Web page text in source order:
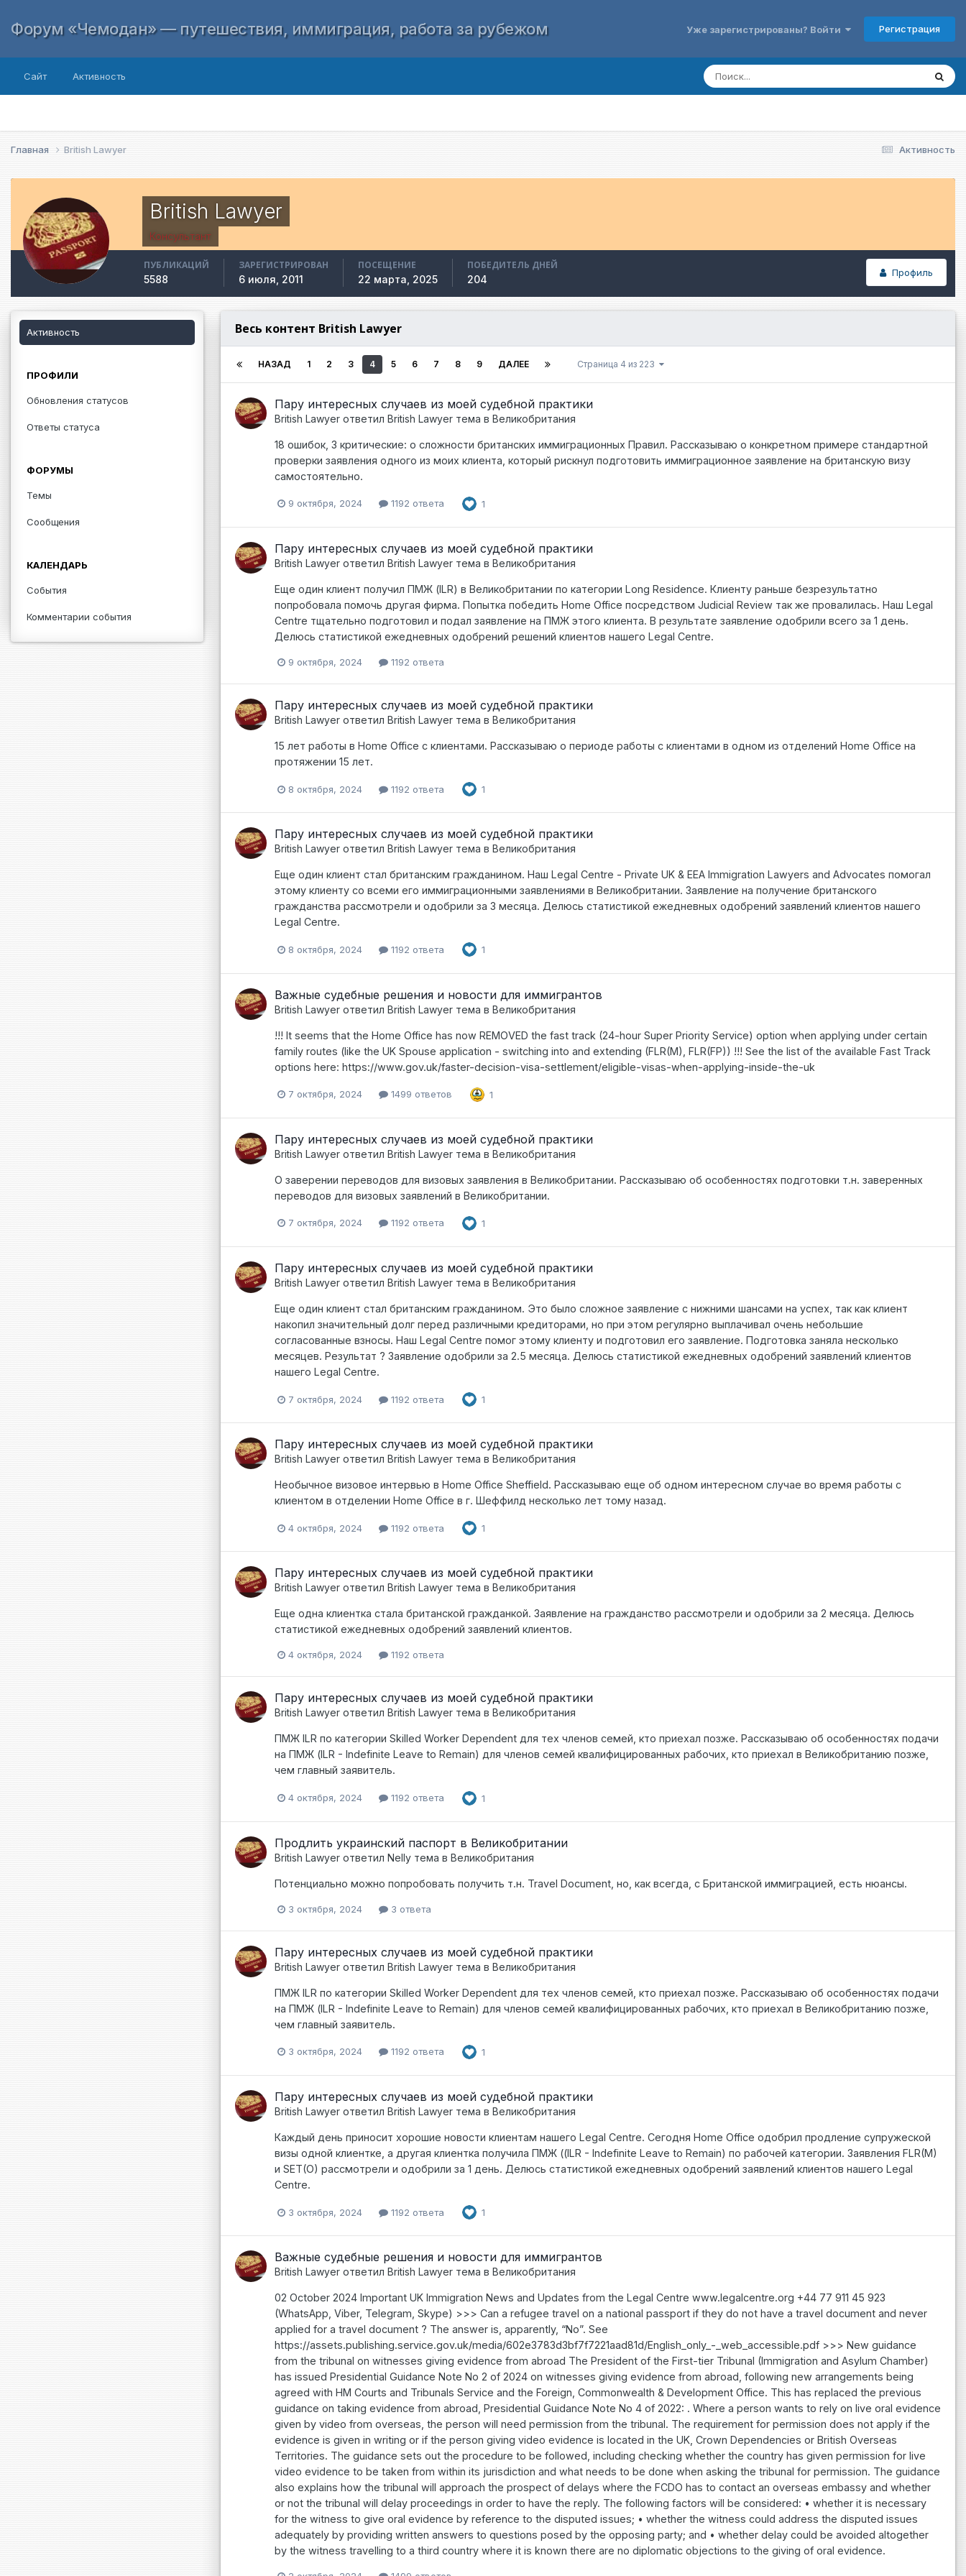
Форум «Чемодан» — путешествия, иммиграция, работа за рубежом Уже зарегистрированы? Войти Регистрация
Сайт Активность
Активность
Главная British Lawyer
British Lawyer
Консультант
Профиль
ПУБЛИКАЦИЙ
5588
ЗАРЕГИСТРИРОВАН
6 июля, 2011
ПОСЕЩЕНИЕ
22 марта, 2025
ПОБЕДИТЕЛЬ ДНЕЙ
204
Активность
ПРОФИЛИ
Обновления статусов
Ответы статуса
ФОРУМЫ
Темы
Сообщения
КАЛЕНДАРЬ
События
Комментарии события
Весь контент British Lawyer
НАЗАД 1 2 3 4 5 6 7 8 9 ДАЛЕЕ Страница 4 из 223
Пару интересных случаев из моей судебной практики
British Lawyer ответил British Lawyer тема в Великобритания
18 ошибок, 3 критические: о сложности британских иммиграционных Правил. Рассказываю о конкретном примере стандартной
проверки заявления одного из моих клиента, который рискнул подготовить иммиграционное заявление на британскую визу
самостоятельно.
9 октября, 2024 1192 ответа 1
Пару интересных случаев из моей судебной практики
British Lawyer ответил British Lawyer тема в Великобритания
Еще один клиент получил ПМЖ (ILR) в Великобритании по категории Long Residence. Клиенту раньше безрезультатно
попробовала помочь другая фирма. Попытка победить Home Office посредством Judicial Review так же провалилась. Наш Legal
Centre тщательно подготовил и подал заявление на ПМЖ этого клиента. В результате заявление одобрили всего за 1 день.
Делюсь статистикой ежедневных одобрений решений клиентов нашего Legal Centre.
9 октября, 2024 1192 ответа
Пару интересных случаев из моей судебной практики
British Lawyer ответил British Lawyer тема в Великобритания
15 лет работы в Home Office c клиентами. Рассказываю о периоде работы с клиентами в одном из отделений Home Office на
протяжении 15 лет.
8 октября, 2024 1192 ответа 1
Пару интересных случаев из моей судебной практики
British Lawyer ответил British Lawyer тема в Великобритания
Еще один клиент стал британским гражданином. Наш Legal Centre - Private UK & EEA Immigration Lawyers and Advocates помогал
этому клиенту со всеми его иммиграционными заявлениями в Великобритании. Заявление на получение британского
гражданства рассмотрели и одобрили за 3 месяца. Делюсь статистикой ежедневных одобрений заявлений клиентов нашего
Legal Centre.
8 октября, 2024 1192 ответа 1
Важные судебные решения и новости для иммигрантов
British Lawyer ответил British Lawyer тема в Великобритания
!!! It seems that the Home Office has now REMOVED the fast track (24-hour Super Priority Service) option when applying under certain
family routes (like the UK Spouse application - switching into and extending (FLR(M), FLR(FP)) !!! See the list of the available Fast Track
options here: https://www.gov.uk/faster-decision-visa-settlement/eligible-visas-when-applying-inside-the-uk
7 октября, 2024 1499 ответов 1
Пару интересных случаев из моей судебной практики
British Lawyer ответил British Lawyer тема в Великобритания
О заверении переводов для визовых заявления в Великобритании. Рассказываю об особенностях подготовки т.н. заверенных
переводов для визовых заявлений в Великобритании.
7 октября, 2024 1192 ответа 1
Пару интересных случаев из моей судебной практики
British Lawyer ответил British Lawyer тема в Великобритания
Еще один клиент стал британским гражданином. Это было сложное заявление с нижними шансами на успех, так как клиент
накопил значительный долг перед различными кредиторами, но при этом регулярно выплачивал очень небольшие
согласованные взносы. Наш Legal Centre помог этому клиенту и подготовил его заявление. Подготовка заняла несколько
месяцев. Результат ? Заявление одобрили за 2.5 месяца. Делюсь статистикой ежедневных одобрений заявлений клиентов
нашего Legal Centre.
7 октября, 2024 1192 ответа 1
Пару интересных случаев из моей судебной практики
British Lawyer ответил British Lawyer тема в Великобритания
Необычное визовое интервью в Home Office Sheffield. Рассказываю еще об одном интересном случае во время работы с
клиентом в отделении Home Office в г. Шеффилд несколько лет тому назад.
4 октября, 2024 1192 ответа 1
Пару интересных случаев из моей судебной практики
British Lawyer ответил British Lawyer тема в Великобритания
Еще одна клиентка стала британской гражданкой. Заявление на гражданство рассмотрели и одобрили за 2 месяца. Делюсь
статистикой ежедневных одобрений заявлений клиентов.
4 октября, 2024 1192 ответа
Пару интересных случаев из моей судебной практики
British Lawyer ответил British Lawyer тема в Великобритания
ПМЖ ILR по категории Skilled Worker Dependent для тех членов семей, кто приехал позже. Рассказываю об особенностях подачи
на ПМЖ (ILR - Indefinite Leave to Remain) для членов семей квалифицированных рабочих, кто приехал в Великобританию позже,
чем главный заявитель.
4 октября, 2024 1192 ответа 1
Продлить украинский паспорт в Великобритании
British Lawyer ответил Nelly тема в Великобритания
Потенциально можно попробовать получить т.н. Travel Document, но, как всегда, с Британской иммиграцией, есть нюансы.
3 октября, 2024 3 ответа
Пару интересных случаев из моей судебной практики
British Lawyer ответил British Lawyer тема в Великобритания
ПМЖ ILR по категории Skilled Worker Dependent для тех членов семей, кто приехал позже. Рассказываю об особенностях подачи
на ПМЖ (ILR - Indefinite Leave to Remain) для членов семей квалифицированных рабочих, кто приехал в Великобританию позже,
чем главный заявитель.
3 октября, 2024 1192 ответа 1
Пару интересных случаев из моей судебной практики
British Lawyer ответил British Lawyer тема в Великобритания
Каждый день приносит хорошие новости клиентам нашего Legal Centre. Сегодня Home Office одобрил продление супружеской
визы одной клиентке, а другая клиентка получила ПМЖ ((ILR - Indefinite Leave to Remain) по рабочей категории. Заявления FLR(M)
и SET(O) рассмотрели и одобрили за 1 день. Делюсь статистикой ежедневных одобрений заявлений клиентов нашего Legal
Centre.
3 октября, 2024 1192 ответа 1
Важные судебные решения и новости для иммигрантов
British Lawyer ответил British Lawyer тема в Великобритания
02 October 2024 Important UK Immigration News and Updates from the Legal Centre www.legalcentre.org +44 77 911 45 923
(WhatsApp, Viber, Telegram, Skype) >>> Can a refugee travel on a national passport if they do not have a travel document and never
applied for a travel document ? The answer is, apparently, “No”. See
https://assets.publishing.service.gov.uk/media/602e3783d3bf7f7221aad81d/English_only_-_web_accessible.pdf >>> New guidance
from the tribunal on witnesses giving evidence from abroad The President of the First-tier Tribunal (Immigration and Asylum Chamber)
has issued Presidential Guidance Note No 2 of 2024 on witnesses giving evidence from abroad, following new arrangements being
agreed with HM Courts and Tribunals Service and the Foreign, Commonwealth & Development Office. This has replaced the previous
guidance on taking evidence from abroad, Presidential Guidance Note No 4 of 2022: . Where a person wants to rely on live oral evidence
given by video from overseas, the person will need permission from the tribunal. The requirement for permission does not apply if the
evidence is given in writing or if the person giving video evidence is located in the UK, Crown Dependencies or British Overseas
Territories. The guidance sets out the procedure to be followed, including checking whether the country has given permission for live
video evidence to be taken from within its jurisdiction and what needs to be done when asking the tribunal for permission. The guidance
also explains how the tribunal will approach the prospect of delays where the FCDO has to contact an overseas embassy and whether
or not the tribunal will delay proceedings in order to have the reply. The following factors will be considered: • whether it is necessary
for the witness to give oral evidence by reference to the disputed issues; • whether the witness could address the disputed issues
adequately by providing written answers to questions posed by the opposing party; and • whether delay could be avoided altogether
by the witness travelling to a third country where it is known there are no diplomatic objections to the giving of oral evidence.